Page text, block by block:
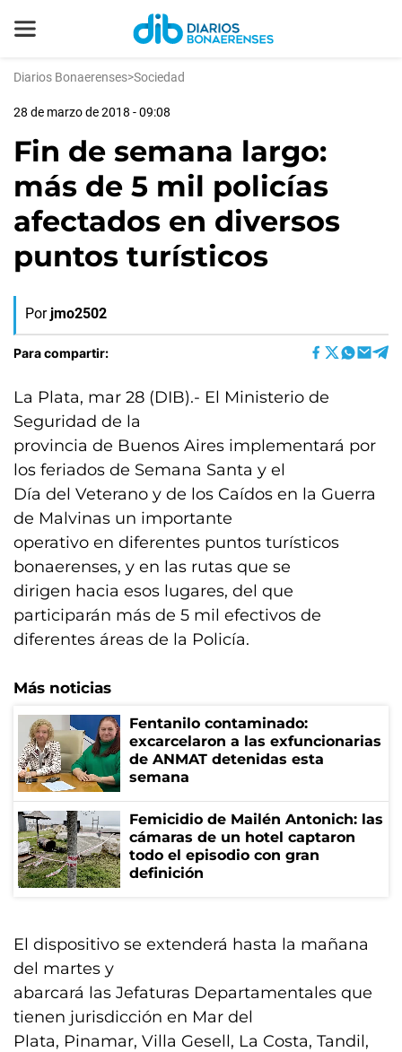
Diarios Bonaerenses>Sociedad
28 de marzo de 2018 - 09:08
Fin de semana largo:
más de 5 mil policías
afectados en diversos
puntos turísticos
Por jmo2502
Para compartir:
La Plata, mar 28 (DIB).- El Ministerio de
Seguridad de la
provincia de Buenos Aires implementará por
los feriados de Semana Santa y el
Día del Veterano y de los Caídos en la Guerra
de Malvinas un importante
operativo en diferentes puntos turísticos
bonaerenses, y en las rutas que se
dirigen hacia esos lugares, del que
participarán más de 5 mil efectivos de
diferentes áreas de la Policía.
Más noticias
Fentanilo contaminado:
excarcelaron a las exfuncionarias
de ANMAT detenidas esta
semana
Femicidio de Mailén Antonich: las
cámaras de un hotel captaron
todo el episodio con gran
definición
El dispositivo se extenderá hasta la mañana
del martes y
abarcará las Jefaturas Departamentales que
tienen jurisdicción en Mar del
Plata, Pinamar, Villa Gesell, La Costa, Tandil,